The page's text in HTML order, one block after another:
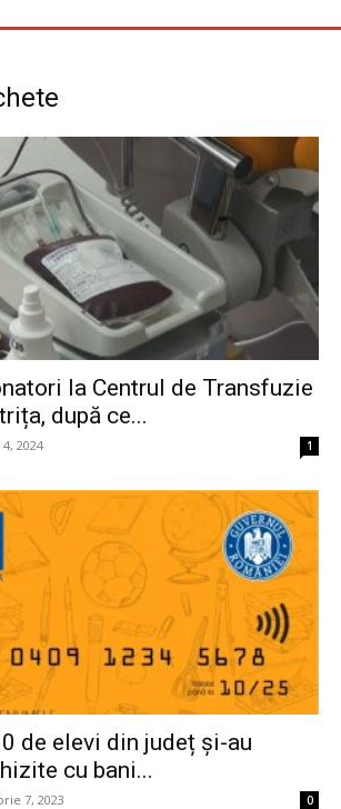
la Centrul de Transfuzie
după ce...
2024 1
de elevi din județ și-au
cu bani...
7, 2023 0